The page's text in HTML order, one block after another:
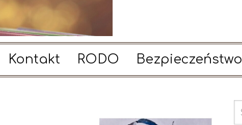
Kontakt RODO Bezpieczeństwo